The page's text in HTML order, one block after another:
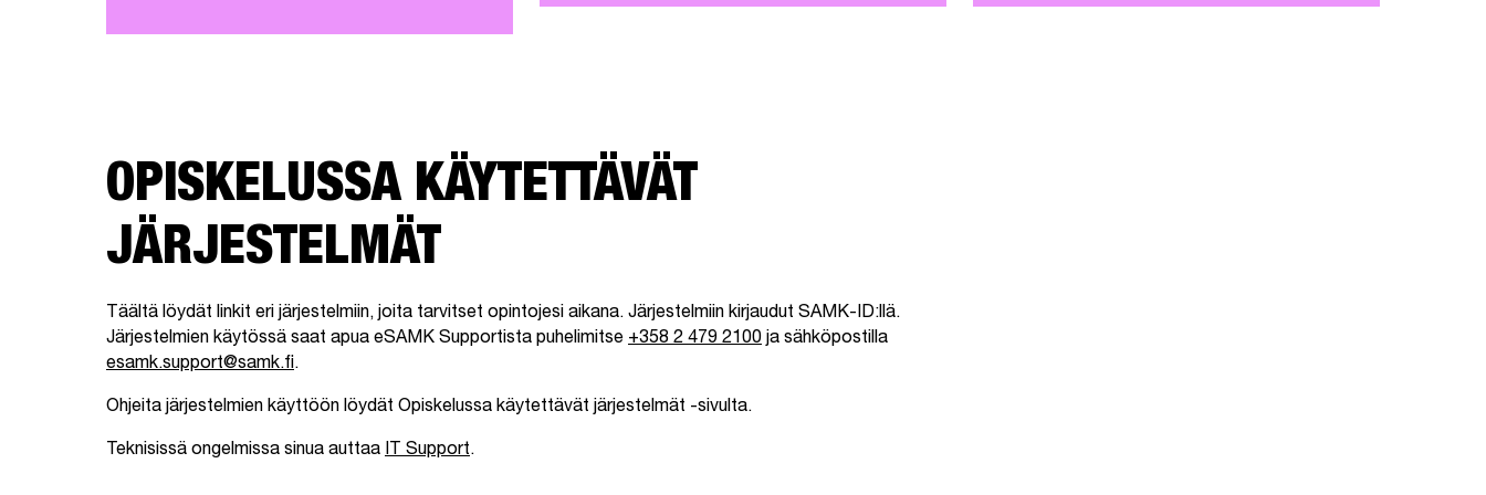
OPISKELUSSA KÄYTETTÄVÄT
JÄRJESTELMÄT
Täältä löydät linkit eri järjestelmiin, joita tarvitset opintojesi aikana. Järjestelmiin kirjaudut SAMK-ID:llä.
Järjestelmien käytössä saat apua eSAMK Supportista puhelimitse +358 2 479 2100 ja sähköpostilla
esamk.support@samk.fi.
Ohjeita järjestelmien käyttöön löydät Opiskelussa käytettävät järjestelmät -sivulta.
Teknisissä ongelmissa sinua auttaa IT Support.